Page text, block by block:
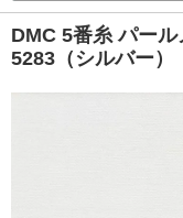
DMC 5番糸 パー
5283（シルバー）